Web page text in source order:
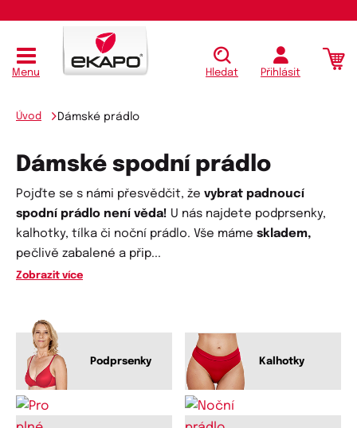
Menu Hledat Přihlásit
Úvod Dámské prádlo
Dámské spodní prádlo
Pojďte se s námi přesvědčit, že vybrat padnoucí
spodní prádlo není věda! U nás najdete podprsenky,
kalhotky, tílka či noční prádlo. Vše máme skladem,
pečlivě zabalené a přip...
Zobrazit více
Podprsenky Kalhotky